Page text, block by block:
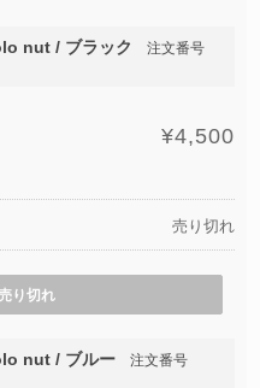
nut / ブラック
注文番号
¥4,500
売り切れ
り切れ
nut / ブルー
注文番号